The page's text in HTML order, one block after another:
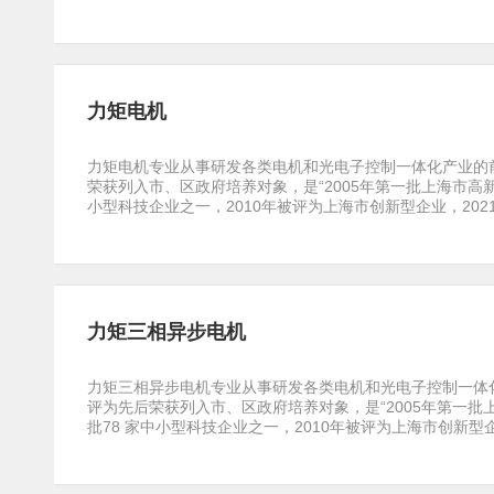
力矩电机
力矩电机专业从事研发各类电机和光电子控制一体化产业
荣获列入市、区政府培养对象，是“2005年第一批上海市
小型科技企业之一，2010年被评为上海市创新型企业，
力矩三相异步电机
力矩三相异步电机专业从事研发各类电机和光电子控制一
评为先后荣获列入市、区政府培养对象，是“2005年第一批
批78 家中小型科技企业之一，2010年被评为上海市创新型